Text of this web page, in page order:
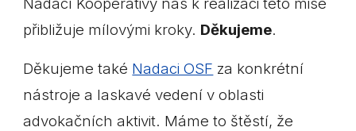
přibližuje mílovými kroky. Děkujeme.
Děkujeme také Nadaci OSF za konkrétní
nástroje a laskavé vedení v oblasti
advokačních aktivit. Máme to štěstí, že